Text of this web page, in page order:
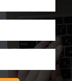
申请诊断
请诊断
诊断
申请 诊断